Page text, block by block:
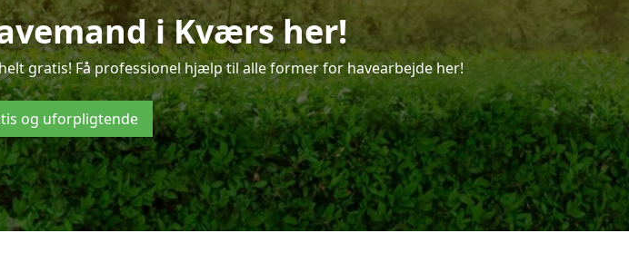
i Kværs her!
gratis! Få professionel hjælp til alle former for havearbejde her!
og uforpligtende